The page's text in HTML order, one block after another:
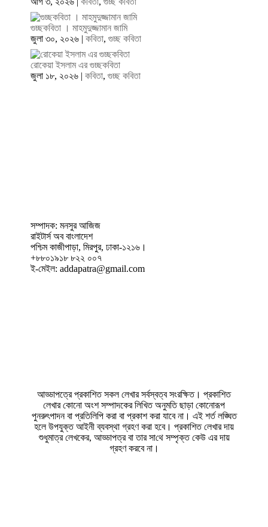
গুচ্ছকবিতা । মাহমুদুজ্জামান জামি
জুলা ৩০, ২০২৬ |কবিতা,গুচ্ছ কবিতা
রোকেয়া ইসলাম এর গুচ্ছকবিতা
জুলা ১৮, ২০২৬ |কবিতা,গুচ্ছ কবিতা
সম্পাদক: মনসুর আজিজ
রাইটার্স অব বাংলাদেশ
পশ্চিম কাজীপাড়া, মিরপুর, ঢাকা-১২১৬।
+৮৮০১৯১৮ ৮২২ ০০৭
ই-মেইল: addapatra@gmail.com
আড্ডাপত্রে প্রকাশিত সকল লেখার সর্বস্বত্ব সংরক্ষিত। প্রকাশিত
লেখার কোনো অংশ সম্পাদকের লিখিত অনুমতি ছাড়া কোনোরূপ
পুনরুৎপাদন বা প্রতিলিপি করা বা প্রকাশ করা যাবে না। এই শর্ত লঙ্ঘিত
হলে উপযুক্ত আইনী ব্যবস্থা গ্রহণ করা হবে। প্রকাশিত লেখার দায়
শুধুমাত্র লেখকের, আড্ডাপত্র বা তার সা‌থে সম্পৃক্ত কেউ এর দায়
গ্রহণ করবে না।